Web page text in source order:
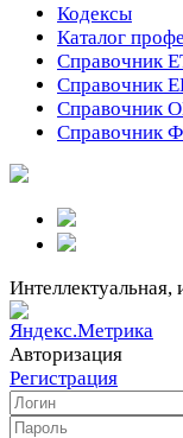
Кодексы
Каталог
Справочник
Справочник
Справочник
Справочник
Авторизация
Регистрация